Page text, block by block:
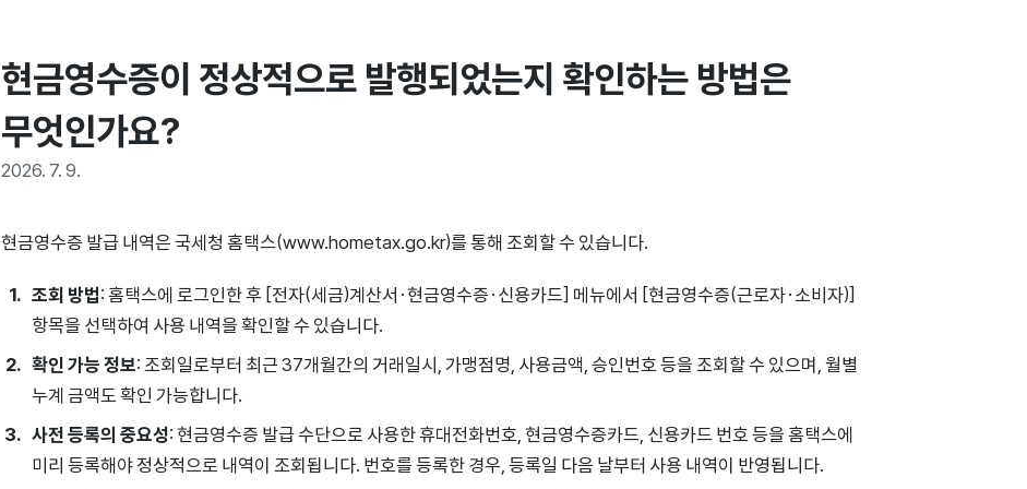
현금영수증이 정상적으로 발행되었는지 확인하는 방법은
무엇인가요?
2026. 7. 9.
현금영수증 발급 내역은 국세청 홈택스(www.hometax.go.kr)를 통해 조회할 수 있습니다.
조회 방법: 홈택스에 로그인한 후 [전자(세금)계산서·현금영수증·신용카드] 메뉴에서 [현금영수증(근로자·소비자)]
항목을 선택하여 사용 내역을 확인할 수 있습니다.
확인 가능 정보: 조회일로부터 최근 37개월간의 거래일시, 가맹점명, 사용금액, 승인번호 등을 조회할 수 있으며, 월별
누계 금액도 확인 가능합니다.
사전 등록의 중요성: 현금영수증 발급 수단으로 사용한 휴대전화번호, 현금영수증카드, 신용카드 번호 등을 홈택스에
미리 등록해야 정상적으로 내역이 조회됩니다. 번호를 등록한 경우, 등록일 다음 날부터 사용 내역이 반영됩니다.